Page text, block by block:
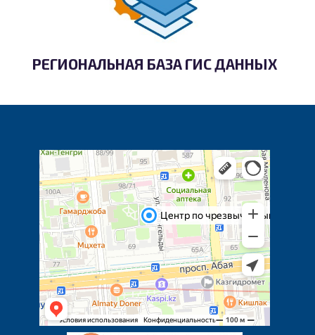
РЕГИОНАЛЬНАЯ БАЗА ГИС ДАННЫХ